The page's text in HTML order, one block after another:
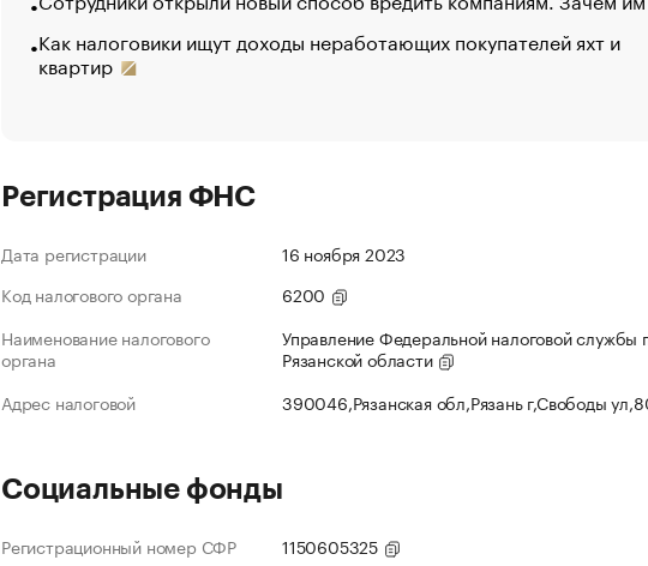
Как налоговики ищут доходы неработающих покупателей яхт и
квартир
Регистрация ФНС
Дата регистрации
16 ноября 2023
Код налогового органа
6200
Наименование налогового
органа
Управление Федеральной налоговой службы
Рязанской области
Адрес налоговой
390046,Рязанская обл,Рязань г,Свободы
Социальные фонды
Регистрационный номер СФР 1150605325